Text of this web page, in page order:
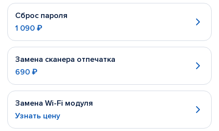
Сброс пароля
1 090 ₽
Замена сканера отпечатка
690 ₽
Замена Wi-Fi модуля
Узнать цену